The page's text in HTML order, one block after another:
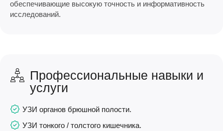
обеспечивающие высокую точность и информативность
исследований.
Профессиональные навыки и
услуги
УЗИ органов брюшной полости.
УЗИ тонкого / толстого кишечника.